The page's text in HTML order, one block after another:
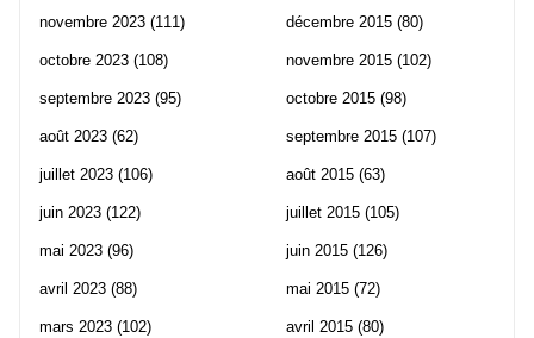
novembre 2023 (111)
octobre 2023 (108)
septembre 2023 (95)
août 2023 (62)
juillet 2023 (106)
juin 2023 (122)
mai 2023 (96)
avril 2023 (88)
mars 2023 (102)
décembre 2015 (80)
novembre 2015 (102)
octobre 2015 (98)
septembre 2015 (107)
août 2015 (63)
juillet 2015 (105)
juin 2015 (126)
mai 2015 (72)
avril 2015 (80)